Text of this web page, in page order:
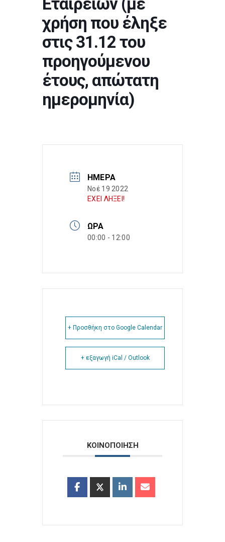
χρήση που έληξε
στις 31.12 του
προηγούμενου
έτους, απώτατη
ημερομηνία)
ΗΜΈΡΑ
Νοέ 19 2022
ΕΧΕΙ ΛΗΞΕΙ!
ΏΡΑ
00:00 - 12:00
+ Προσθήκη στο Google Calendar
+ εξαγωγή iCal / Outlook
ΚΟΙΝΟΠΟΙΗΣΗ